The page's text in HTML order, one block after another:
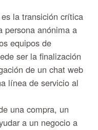
la transición crítica
persona anónima a
equipos de
ser la finalización
de un chat web
línea de servicio al
una compra, un
a un negocio a